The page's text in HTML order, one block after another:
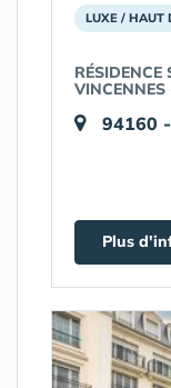
LUXE / HAUT
RÉSIDENCE
94160
Plus